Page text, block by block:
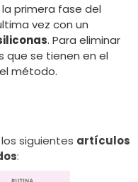
la primera fase del
vez con un
. Para eliminar
que se tienen en el
método.
siguientes artículos
: